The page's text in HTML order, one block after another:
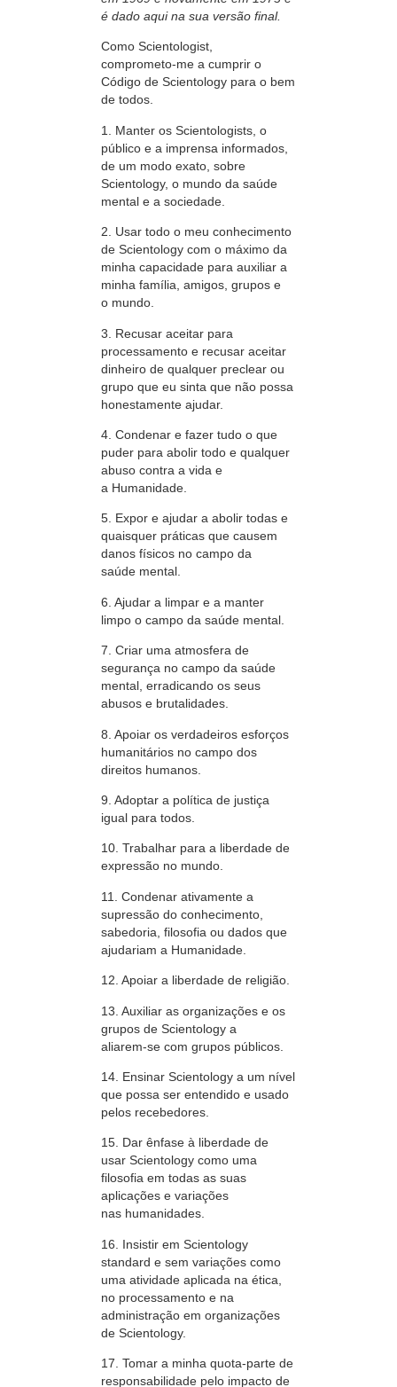
é dado aqui na sua versão final.
Como Scientologist,
comprometo-me a cumprir o
Código de Scientology para o bem
de todos.
1. Manter os Scientologists, o
público e a imprensa informados,
de um modo exato, sobre
Scientology, o mundo da saúde
mental e a sociedade.
2. Usar todo o meu conhecimento
de Scientology com o máximo da
minha capacidade para auxiliar a
minha família, amigos, grupos e
o mundo.
3. Recusar aceitar para
processamento e recusar aceitar
dinheiro de qualquer preclear ou
grupo que eu sinta que não possa
honestamente ajudar.
4. Condenar e fazer tudo o que
puder para abolir todo e qualquer
abuso contra a vida e
a Humanidade.
5. Expor e ajudar a abolir todas e
quaisquer práticas que causem
danos físicos no campo da
saúde mental.
6. Ajudar a limpar e a manter
limpo o campo da saúde mental.
7. Criar uma atmosfera de
segurança no campo da saúde
mental, erradicando os seus
abusos e brutalidades.
8. Apoiar os verdadeiros esforços
humanitários no campo dos
direitos humanos.
9. Adoptar a política de justiça
igual para todos.
10. Trabalhar para a liberdade de
expressão no mundo.
11. Condenar ativamente a
supressão do conhecimento,
sabedoria, filosofia ou dados que
ajudariam a Humanidade.
12. Apoiar a liberdade de religião.
13. Auxiliar as organizações e os
grupos de Scientology a
aliarem-se com grupos públicos.
14. Ensinar Scientology a um nível
que possa ser entendido e usado
pelos recebedores.
15. Dar ênfase à liberdade de
usar Scientology como uma
filosofia em todas as suas
aplicações e variações
nas humanidades.
16. Insistir em Scientology
standard e sem variações como
uma atividade aplicada na ética,
no processamento e na
administração em organizações
de Scientology.
17. Tomar a minha quota-parte de
responsabilidade pelo impacto de